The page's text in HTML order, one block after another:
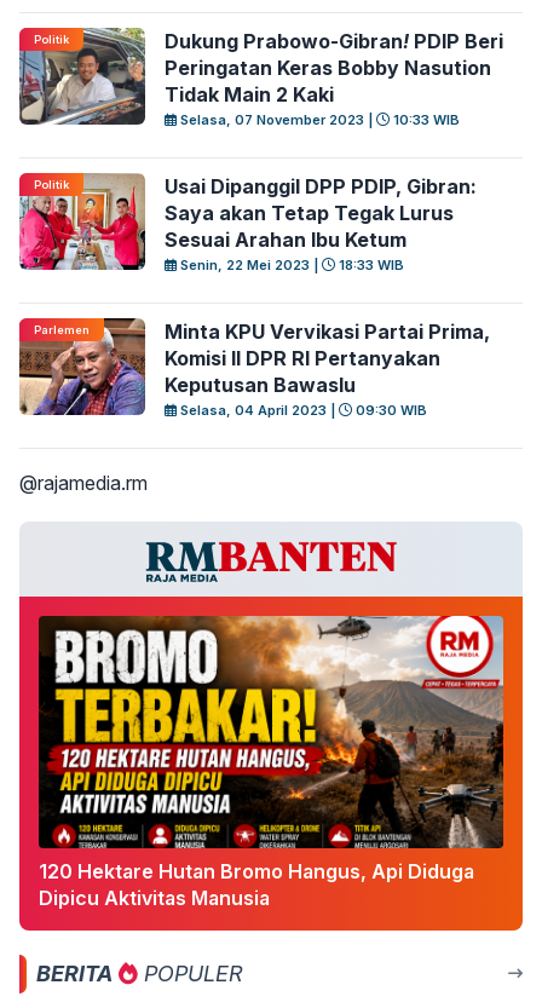
Politik Dukung Prabowo-Gibran! PDIP Beri
Peringatan Keras Bobby Nasution
Tidak Main 2 Kaki
Selasa, 07 November 2023 | 10:33 WIB
Politik
Usai Dipanggil DPP PDIP, Gibran:
Saya akan Tetap Tegak Lurus
Sesuai Arahan Ibu Ketum
Senin, 22 Mei 2023 | 18:33 WIB
Parlemen
Minta KPU Vervikasi Partai Prima,
Komisi II DPR RI Pertanyakan
Keputusan Bawaslu
Selasa, 04 April 2023 | 09:30 WIB
@rajamedia.rm
120 Hektare Hutan Bromo Hangus, Api Diduga
Dipicu Aktivitas Manusia
BERITA POPULER